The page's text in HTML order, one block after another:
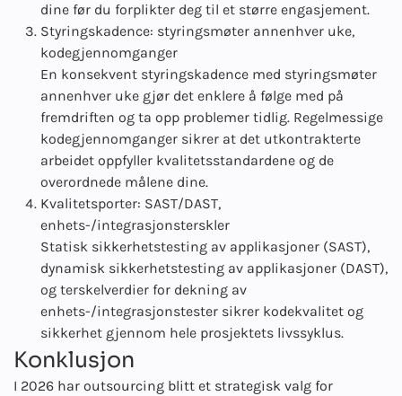
dine før du forplikter deg til et større engasjement.
Styringskadence: styringsmøter annenhver uke,
kodegjennomganger
En konsekvent styringskadence med styringsmøter
annenhver uke gjør det enklere å følge med på
fremdriften og ta opp problemer tidlig. Regelmessige
kodegjennomganger sikrer at det utkontrakterte
arbeidet oppfyller kvalitetsstandardene og de
overordnede målene dine.
Kvalitetsporter: SAST/DAST,
enhets-/integrasjonsterskler
Statisk sikkerhetstesting av applikasjoner (SAST),
dynamisk sikkerhetstesting av applikasjoner (DAST),
og terskelverdier for dekning av
enhets-/integrasjonstester sikrer kodekvalitet og
sikkerhet gjennom hele prosjektets livssyklus.
Konklusjon
I 2026 har outsourcing blitt et strategisk valg for